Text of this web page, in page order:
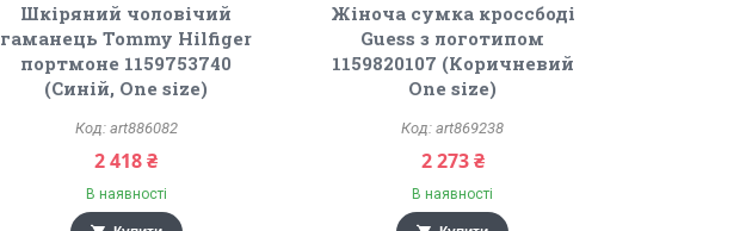
Шкіряний чоловічий
гаманець Tommy Hilfiger
портмоне 1159753740
(Синій, One size)
art886082
2 418 ₴
В наявності
Жіноча сумка кроссбоді
Guess з логотипом
1159820107 (Коричневий
One size)
art869238
2 273 ₴
В наявності